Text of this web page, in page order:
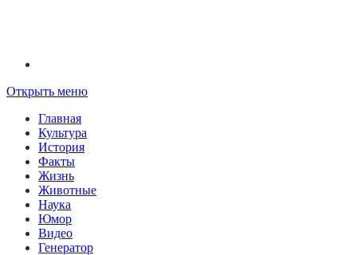
Открыть меню
Главная
Культура
История
Факты
Жизнь
Животные
Наука
Юмор
Видео
Генератор